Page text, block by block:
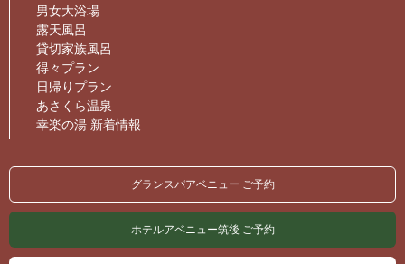
男女大浴場
露天風呂
貸切家族風呂
得々プラン
日帰りプラン
あさくら温泉
幸楽の湯 新着情報
グランスパアベニュー ご予約
ホテルアベニュー筑後 ご予約